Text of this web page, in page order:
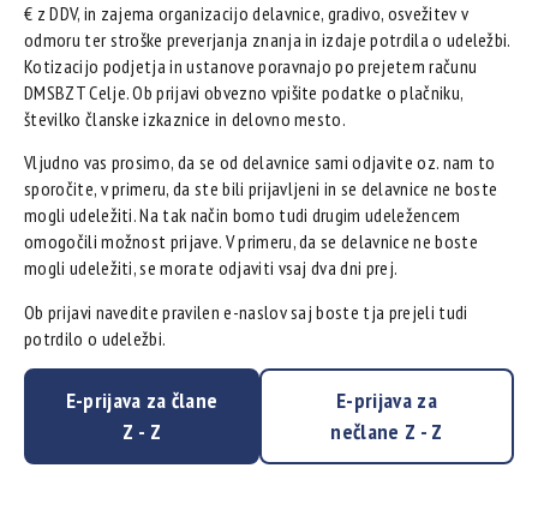
€ z DDV, in zajema organizacijo delavnice, gradivo, osvežitev v
odmoru ter stroške preverjanja znanja in izdaje potrdila o udeležbi.
Kotizacijo podjetja in ustanove poravnajo po prejetem računu
DMSBZT Celje. Ob prijavi obvezno vpišite podatke o plačniku,
številko članske izkaznice in delovno mesto.
Vljudno vas prosimo, da se od delavnice sami odjavite oz. nam to
sporočite, v primeru, da ste bili prijavljeni in se delavnice ne boste
mogli udeležiti. Na tak način bomo tudi drugim udeležencem
omogočili možnost prijave. V primeru, da se delavnice ne boste
mogli udeležiti, se morate odjaviti vsaj dva dni prej.
Ob prijavi navedite pravilen e-naslov saj boste tja prejeli tudi
potrdilo o udeležbi.
E-prijava za člane
Z - Z
E-prijava za
nečlane Z - Z